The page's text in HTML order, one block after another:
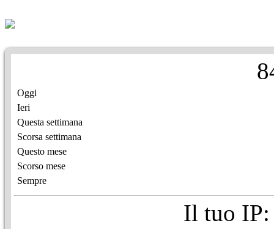
8
Oggi
Ieri
Questa settimana
Scorsa settimana
Questo mese
Scorso mese
Sempre
Il tuo IP: